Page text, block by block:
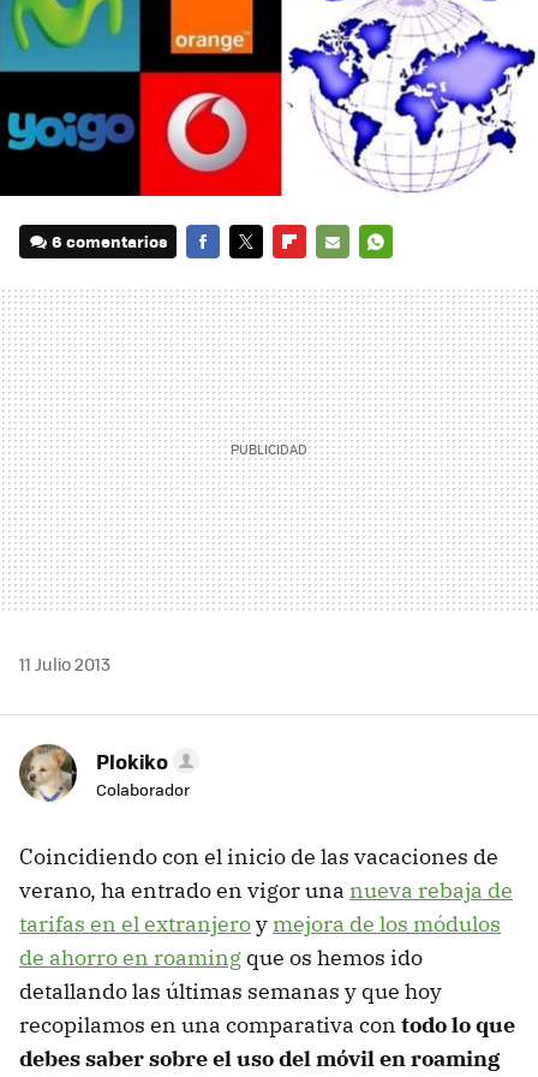
6 comentarios
MAIL
11 Julio 2013
Plokiko
Colaborador
Coincidiendo con el inicio de las vacaciones de
verano, ha entrado en vigor una nueva rebaja de
tarifas en el extranjeroy mejora de los módulos
de ahorro en roaming que os hemos ido
detallando las últimas semanas y que hoy
recopilamos en una comparativa con todo lo que
debes saber sobre el uso del móvil en roaming